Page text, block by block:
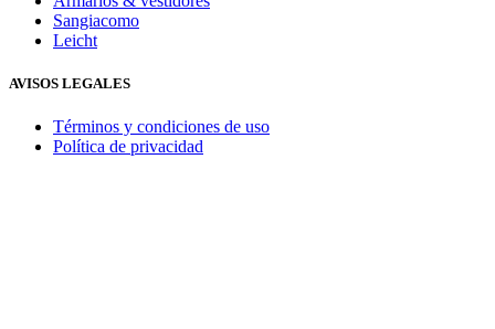
Sangiacomo
Leicht
AVISOS LEGALES
Términos y condiciones de uso
Política de privacidad